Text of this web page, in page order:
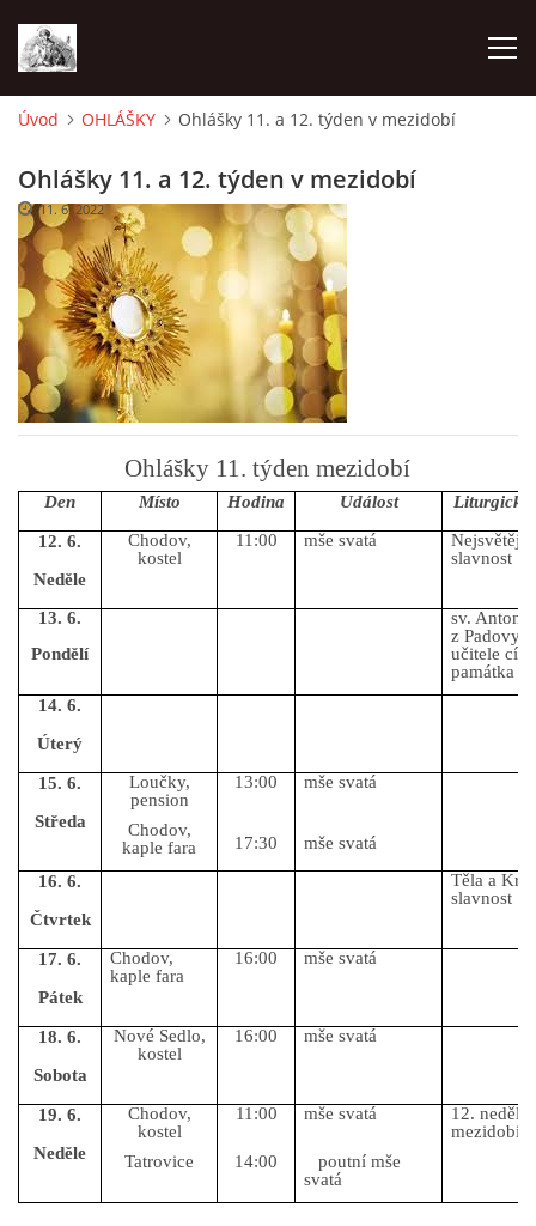
OHLÁŠKY
PRAVIDELNÉ AKCE
KONTAKT
KOSTELY CHODOVSKÉ FARNOSTI
FOTOALBUM
GDPR
Úvod OHLÁŠKY Ohlášky 11. a 12. týden v mezidobí
Ohlášky 11. a 12. týden v mezidobí
11. 6. 2022
Ohlášky 11. týden mezidobí
Den Místo Hodina Událost Liturgický
12. 6.
Neděle
Chodov,
kostel
11:00 mše svatá
slavnost
13. 6.
Pondělí
sv.
z Padovy,
učitele
památka
14. 6.
Úterý
15. 6.
Středa
Loučky,
pension
Chodov,
kaple fara
13:00
17:30
mše svatá
mše svatá
16. 6.
Čtvrtek
Těla a
slavnost
17. 6.
Pátek
Chodov,
kaple fara
16:00 mše svatá
18. 6.
Sobota
Nové Sedlo,
kostel
16:00 mše svatá
19. 6.
Neděle
Chodov,
kostel
Tatrovice
11:00
14:00
mše svatá
poutní mše
svatá
12. neděle
mezidobí